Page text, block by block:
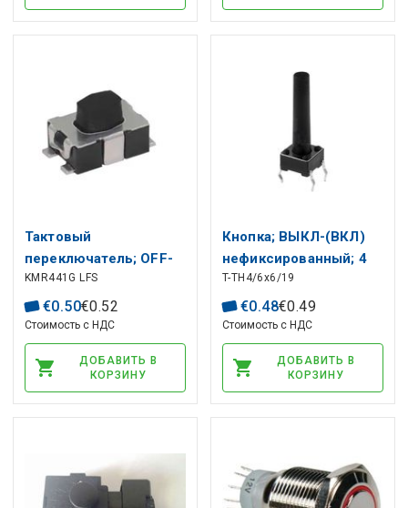
Тактовый
переключатель; OFF-
(ON)
нефиксированный; 4
контакта; 0.05A/32VDC
SPST-NO 2.8x4.2mm
SMT; H=2.5mm; 4N
KMR441G LFS
€0.50€0.52
Стоимость с НДС
ДОБАВИТЬ В
КОРЗИНУ
Кнопка; ВЫКЛ-(ВКЛ)
нефиксированный; 4
контакта; 0,05 А/12 В
постоянного тока;
СПСТ-НО; 6x6 мм,
ТНТ; высота=19,0 мм
T-TH4/6x6/19
€0.48€0.49
Стоимость с НДС
ДОБАВИТЬ В
КОРЗИНУ